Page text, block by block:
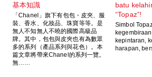
基本知識
「Chanel」旗下有包包・皮夾、服
裝、香水、化妝品、珠寶等等。是
無人不知無人不曉的國際高級品
牌。其中，包包與皮夾也有為數眾
多的系列（產品系列與花色）。本
篇文章將帶來Chanel的系列一覽。
無……
batu
“Topaz”!
Simbol
kepintaran,
harapan,